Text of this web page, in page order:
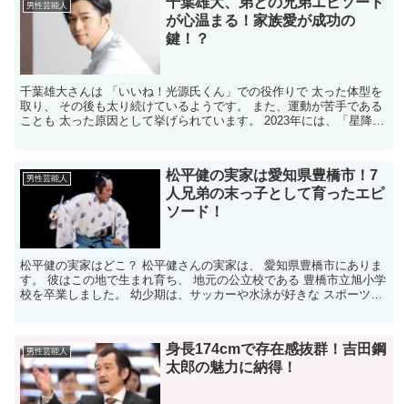
男性芸能人
が心温まる！家族愛が成功の
鍵！？
千葉雄大さんは 「いいね！光源氏くん」での役作りで 太った体型を
取り、 その後も太り続けているようです。 また、運動が苦手である
ことも 太った原因として挙げられています。 2023年には、「星降る
男性芸能人
松平健の実家は愛知県豊橋市！7
人兄弟の末っ子として育ったエピ
ソード！
松平健の実家はどこ？ 松平健さんの実家は、 愛知県豊橋市にありま
す。 彼はこの地で生まれ育ち、 地元の公立校である 豊橋市立旭小学
校を卒業しました。 幼少期は、サッカーや水泳が好きな スポーツ少
男性芸能人
身長174cmで存在感抜群！吉田鋼
太郎の魅力に納得！